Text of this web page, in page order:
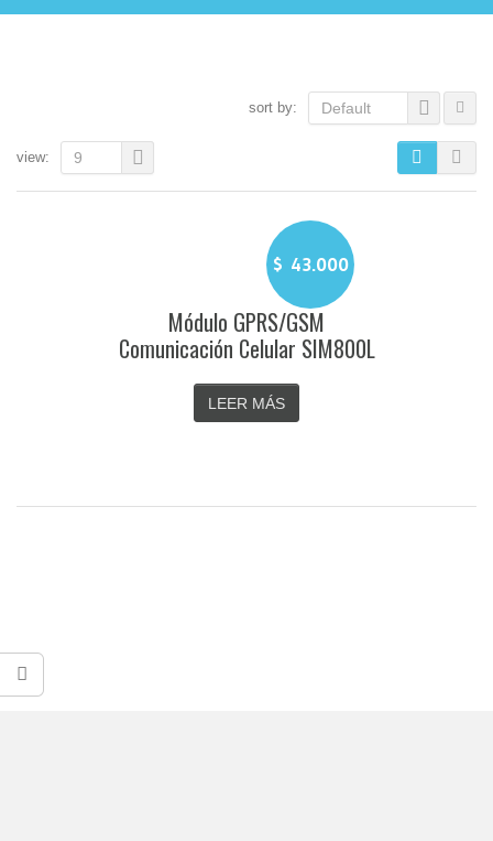
sort by: Default
view: 9
$ 43.000
Módulo GPRS/GSM
Comunicación Celular SIM800L
LEER MÁS